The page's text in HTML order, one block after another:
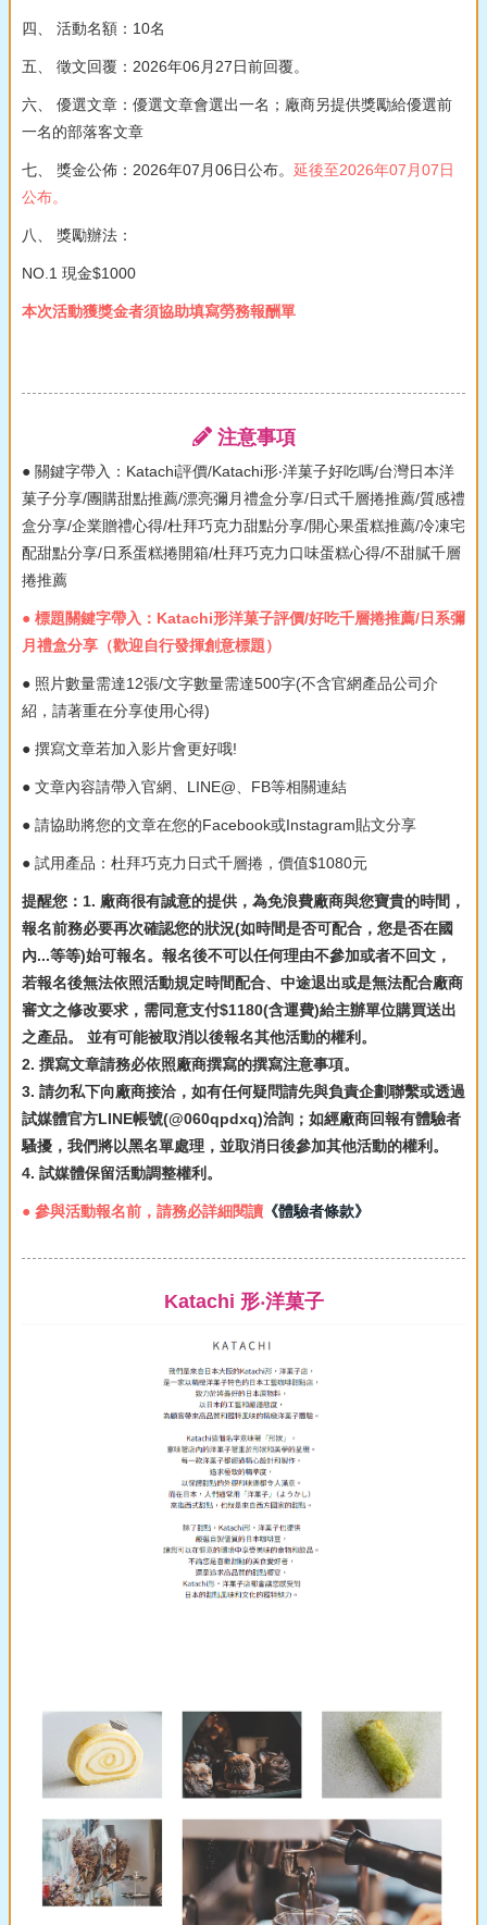
四、 活動名額：10名
五、 徵文回覆：2026年06月27日前回覆。
六、 優選文章：優選文章會選出一名；廠商另提供獎勵給優選前
一名的部落客文章
七、 獎金公佈：2026年07月06日公布。 延後至2026年07月07日
公布。
八、 獎勵辦法：
NO.1 現金$1000
本次活動獲獎金者須協助填寫勞務報酬單
注意事項
● 關鍵字帶入：Katachi評價/Katachi形‧洋菓子好吃嗎/台灣日本洋
菓子分享/團購甜點推薦/漂亮彌月禮盒分享/日式千層捲推薦/質感禮
盒分享/企業贈禮心得/杜拜巧克力甜點分享/開心果蛋糕推薦/冷凍宅
配甜點分享/日系蛋糕捲開箱/杜拜巧克力口味蛋糕心得/不甜膩千層
捲推薦
● 標題關鍵字帶入：Katachi形洋菓子評價/好吃千層捲推薦/日系彌
月禮盒分享（歡迎自行發揮創意標題）
● 照片數量需達12張/文字數量需達500字(不含官網產品公司介
紹，請著重在分享使用心得)
● 撰寫文章若加入影片會更好哦!
● 文章內容請帶入官網、LINE@、FB等相關連結
● 請協助將您的文章在您的Facebook或Instagram貼文分享
● 試用產品：杜拜巧克力日式千層捲，價值$1080元
提醒您：1. 廠商很有誠意的提供，為免浪費廠商與您寶貴的時間，
報名前務必要再次確認您的狀況(如時間是否可配合，您是否在國
內...等等)始可報名。報名後不可以任何理由不參加或者不回文，
若報名後無法依照活動規定時間配合、中途退出或是無法配合廠商
審文之修改要求，需同意支付$1180(含運費)給主辦單位購買送出
之產品。 並有可能被取消以後報名其他活動的權利。
2. 撰寫文章請務必依照廠商撰寫的撰寫注意事項。
3. 請勿私下向廠商接洽，如有任何疑問請先與負責企劃聯繫或透過
試媒體官方LINE帳號(@060qpdxq)洽詢；如經廠商回報有體驗者
騷擾，我們將以黑名單處理，並取消日後參加其他活動的權利。
4. 試媒體保留活動調整權利。
● 參與活動報名前，請務必詳細閱讀 《體驗者條款》
Katachi 形‧洋菓子